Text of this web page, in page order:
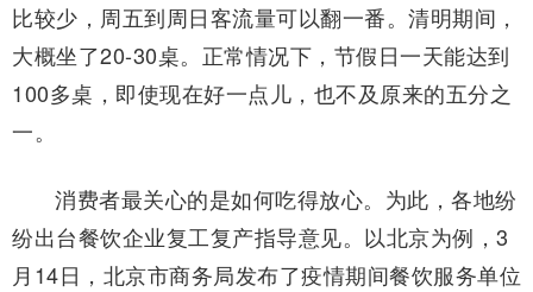
比较少，周五到周日客流量可以翻一番。清明期间，
大概坐了20-30桌。正常情况下，节假日一天能达到
100多桌，即使现在好一点儿，也不及原来的五分之
一。
消费者最关心的是如何吃得放心。为此，各地纷
纷出台餐饮企业复工复产指导意见。以北京为例，3
月14日，北京市商务局发布了疫情期间餐饮服务单位